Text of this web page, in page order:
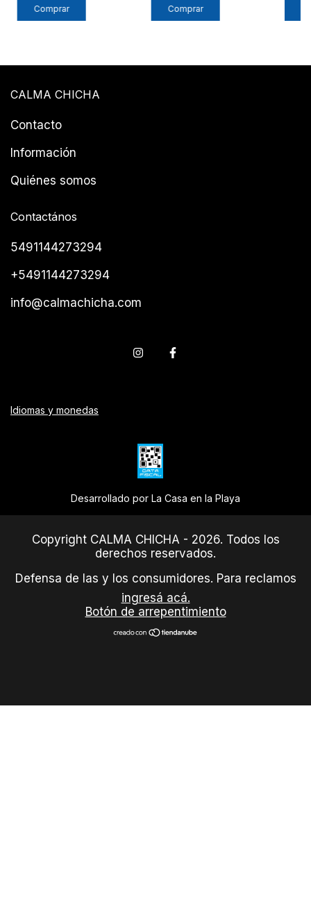
Comprar Comprar
CALMA CHICHA
Contacto
Información
Quiénes somos
Contactános
5491144273294
+5491144273294
info@calmachicha.com
Idiomas y monedas
Desarrollado por La Casa en la Playa
Copyright CALMA CHICHA - 2026. Todos los
derechos reservados.
Defensa de las y los consumidores. Para reclamos
ingresá acá.
Botón de arrepentimiento